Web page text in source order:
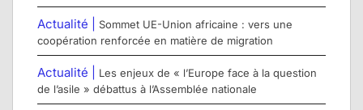
Actualité |
Sommet UE-Union africaine : vers une
coopération renforcée en matière de migration
Actualité |
Les enjeux de « l’Europe face à la question
de l’asile » débattus à l’Assemblée nationale